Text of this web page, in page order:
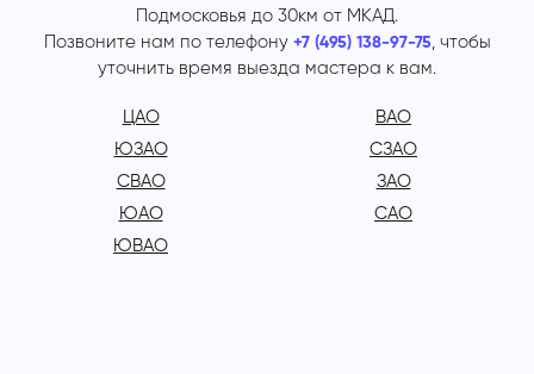
Подмосковья до 30км от МКАД.
Позвоните нам по телефону +7 (495) 138-97-75, чтобы
уточнить время выезда мастера к вам.
ЦАО
ЮЗАО
СВАО
ЮАО
ЮВАО
ВАО
СЗАО
ЗАО
САО